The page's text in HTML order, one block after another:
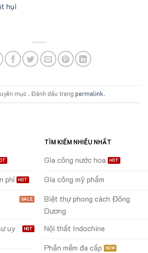
hụi
mục . Đánh dấu trang permalink.
phí
uy
TÌM KIẾM NHIỀU NHẤT
Gia công nước hoa
Gia công mỹ phẩm
Biệt thự phong cách Đông
Dương
Nội thất Indochine
Phần mềm đa cấp